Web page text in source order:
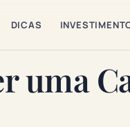
DICAS
uma